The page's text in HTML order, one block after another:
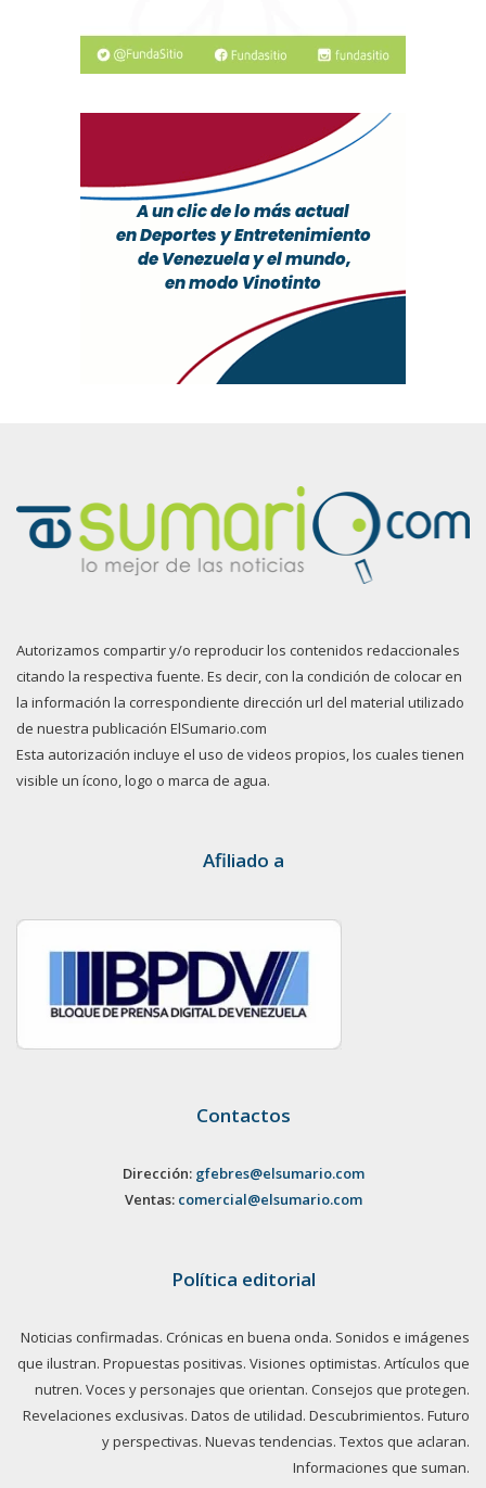
Autorizamos compartir y/o reproducir los contenidos redaccionales
citando la respectiva fuente. Es decir, con la condición de colocar en
la información la correspondiente dirección url del material utilizado
de nuestra publicación ElSumario.com
Esta autorización incluye el uso de videos propios, los cuales tienen
visible un ícono, logo o marca de agua.
Afiliado a
Contactos
Dirección: gfebres@elsumario.com
Ventas: comercial@elsumario.com
Política editorial
Noticias confirmadas. Crónicas en buena onda. Sonidos e imágenes
que ilustran. Propuestas positivas. Visiones optimistas. Artículos que
nutren. Voces y personajes que orientan. Consejos que protegen.
Revelaciones exclusivas. Datos de utilidad. Descubrimientos. Futuro
y perspectivas. Nuevas tendencias. Textos que aclaran.
Informaciones que suman.